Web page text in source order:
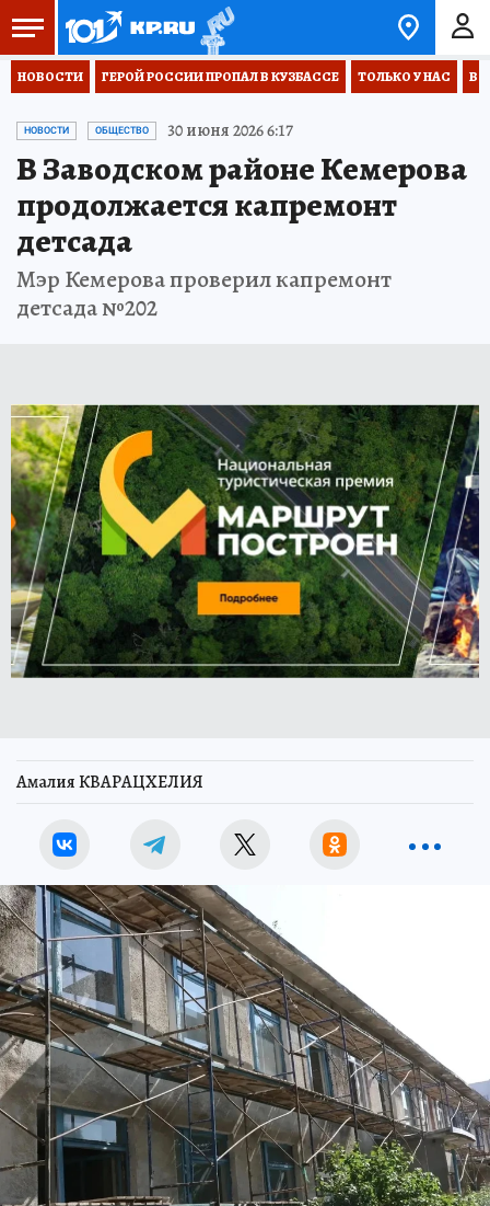
НОВОСТИ ГЕРОЙ РОССИИ ПРОПАЛ В КУЗБАССЕ ТОЛЬКО У НАС
НОВОСТИ ОБЩЕСТВО 30 июня 2026 6:17
В Заводском районе Кемерова
продолжается капремонт
детсада
Мэр Кемерова проверил капремонт
детсада №202
Амалия КВАРАЦХЕЛИЯ